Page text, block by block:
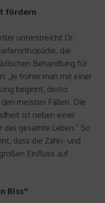
fördern
unterstreicht Dr.
die
Behandlung für
„Je früher man mit einer
beginnt, desto
meisten Fällen. Die
ist neben einer
gesamte Leben.“ So
dass die Zahn- und
Einfluss auf
Biss“